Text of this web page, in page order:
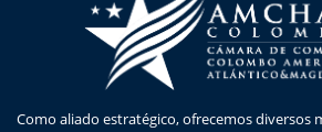
Como aliado estratégico, ofrecemos diversos